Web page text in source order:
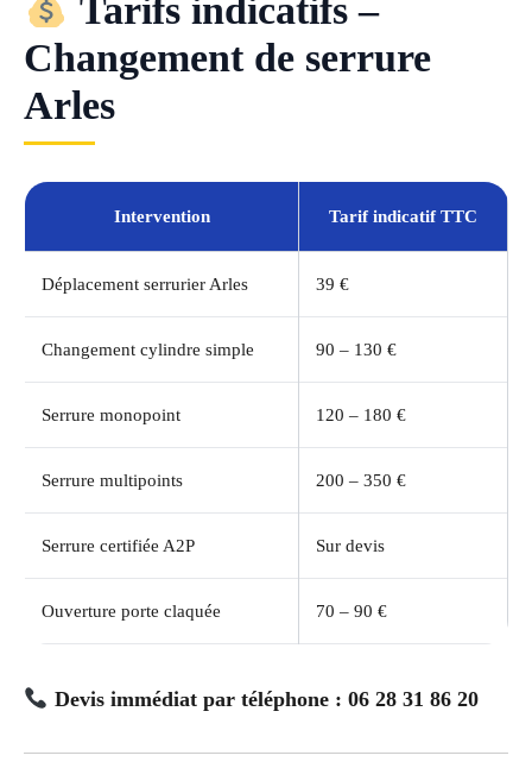
Tarifs indicatifs –
Changement de serrure
Arles
Intervention Tarif indicatif TTC
Déplacement serrurier Arles 39 €
Changement cylindre simple 90 – 130 €
Serrure monopoint 120 – 180 €
Serrure multipoints 200 – 350 €
Serrure certifiée A2P Sur devis
Ouverture porte claquée 70 – 90 €
Devis immédiat par téléphone : 06 28 31 86 20